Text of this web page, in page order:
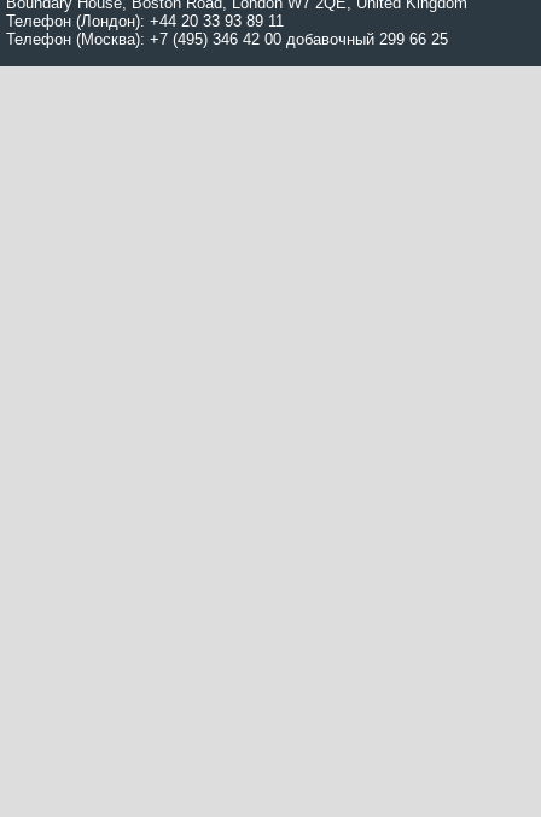
Телефон (Лондон): +44 20 33 93 89 11
Телефон (Москва): +7 (495) 346 42 00 добавочный 299 66 25